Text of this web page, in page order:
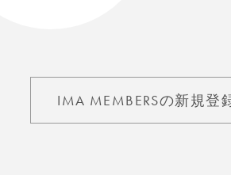
IMA MEMBERSの新規登